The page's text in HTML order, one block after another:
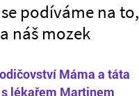
podíváme na to,
náš mozek
Máma a táta
lékařem Martinem